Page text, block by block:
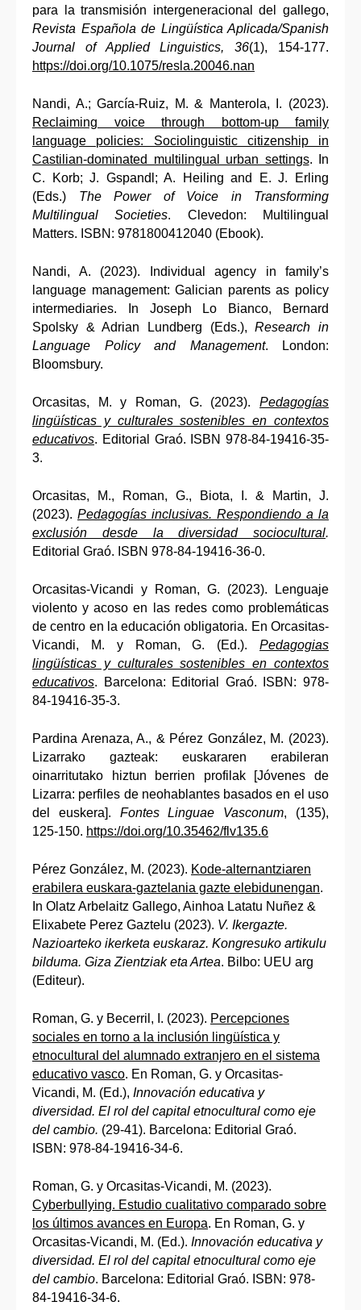
para la transmisión intergeneracional del gallego,
Revista Española de Lingüística Aplicada/Spanish
Journal of Applied Linguistics, 36(1), 154-177.
https://doi.org/10.1075/resla.20046.nan
Nandi, A.; García-Ruiz, M. & Manterola, I. (2023).
Reclaiming voice through bottom-up family
language policies: Sociolinguistic citizenship in
Castilian-dominated multilingual urban settings. In
C. Korb; J. Gspandl; A. Heiling and E. J. Erling
(Eds.) The Power of Voice in Transforming
Multilingual Societies. Clevedon: Multilingual
Matters. ISBN: 9781800412040 (Ebook).
Nandi, A. (2023). Individual agency in family’s
language management: Galician parents as policy
intermediaries. In Joseph Lo Bianco, Bernard
Spolsky & Adrian Lundberg (Eds.),Research in
Language Policy and Management. London:
Bloomsbury.
Orcasitas, M. y Roman, G. (2023). Pedagogías
lingüísticas y culturales sostenibles en contextos
educativos. Editorial Graó. ISBN 978-84-19416-35-
3.
Orcasitas, M., Roman, G., Biota, I. & Martin, J.
(2023). Pedagogías inclusivas. Respondiendo a la
exclusión desde la diversidad sociocultural.
Editorial Graó. ISBN 978-84-19416-36-0.
Orcasitas-Vicandi y Roman, G. (2023). Lenguaje
violento y acoso en las redes como problemáticas
de centro en la educación obligatoria. En Orcasitas-
Vicandi, M. y Roman, G. (Ed.). Pedagogias
lingüísticas y culturales sostenibles en contextos
educativos. Barcelona: Editorial Graó. ISBN: 978-
84-19416-35-3.
Pardina Arenaza, A., & Pérez González, M. (2023).
Lizarrako gazteak: euskararen erabileran
oinarritutako hiztun berrien profilak [Jóvenes de
Lizarra: perfiles de neohablantes basados en el uso
del euskera]. Fontes Linguae Vasconum, (135),
125-150. https://doi.org/10.35462/flv135.6
Pérez González, M. (2023). Kode-alternantziaren
erabilera euskara-gaztelania gazte elebidunengan.
In Olatz Arbelaitz Gallego, Ainhoa Latatu Nuñez &
Elixabete Perez Gaztelu (2023). V. Ikergazte.
Nazioarteko ikerketa euskaraz. Kongresuko artikulu
bilduma. Giza Zientziak eta Artea. Bilbo: UEU arg
(Editeur).
Roman, G. y Becerril, I. (2023). Percepciones
sociales en torno a la inclusión lingüística y
etnocultural del alumnado extranjero en el sistema
educativo vasco. En Roman, G. y Orcasitas-
Vicandi, M. (Ed.), Innovación educativa y
diversidad. El rol del capital etnocultural como eje
del cambio. (29-41). Barcelona: Editorial Graó.
ISBN: 978-84-19416-34-6.
Roman, G. y Orcasitas-Vicandi, M. (2023).
Cyberbullying. Estudio cualitativo comparado sobre
los últimos avances en Europa. En Roman, G. y
Orcasitas-Vicandi, M. (Ed.). Innovación educativa y
diversidad. El rol del capital etnocultural como eje
del cambio. Barcelona: Editorial Graó. ISBN: 978-
84-19416-34-6.